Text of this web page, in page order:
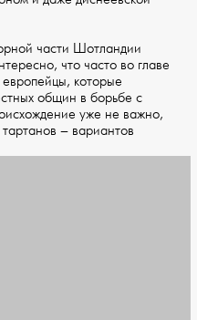
части Шотландии
что часто во главе
которые
общин в борьбе с
уже не важно,
– вариантов